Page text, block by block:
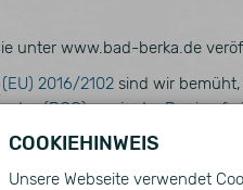
unter www.bad-berka.de
2016/2102 sind wir
(BGG)sowie der
zugänglich zu machen.
sich aus §§ 3 Absätze 1 bis
COOKIEHINWEIS
Unsere Webseite verwendet